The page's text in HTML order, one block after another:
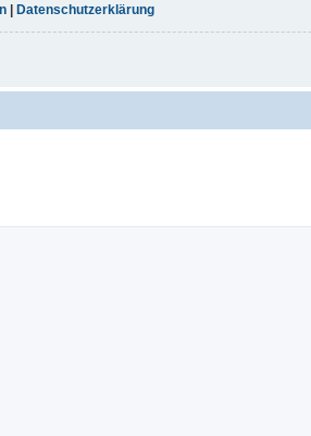
Datenschutzerklärung